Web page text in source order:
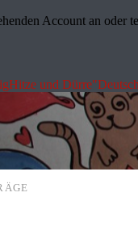
Account an oder
Hitze und Dürre